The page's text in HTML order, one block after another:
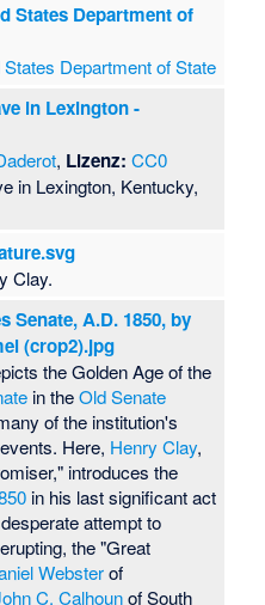
States Department of
States Department of State
in Lexington -
, Lizenz: CC0
in Lexington, Kentucky,
Clay.
Senate, A.D. 1850, by
(crop2).jpg
the Golden Age of the
in theOld Senate
of the institution's
Here, Henry Clay,
introduces the
in his last significant act
attempt to
the "Great
Websterof
C. Calhounof South